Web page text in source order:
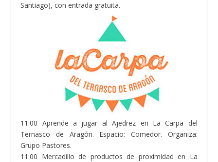
Santiago), con entrada gratuita.
11:00 Aprende a jugar al Ajedrez en La Carpa del
Ternasco de Aragón. Espacio: Comedor. Organiza:
Grupo Pastores.
11:00 Mercadillo de productos de proximidad en La